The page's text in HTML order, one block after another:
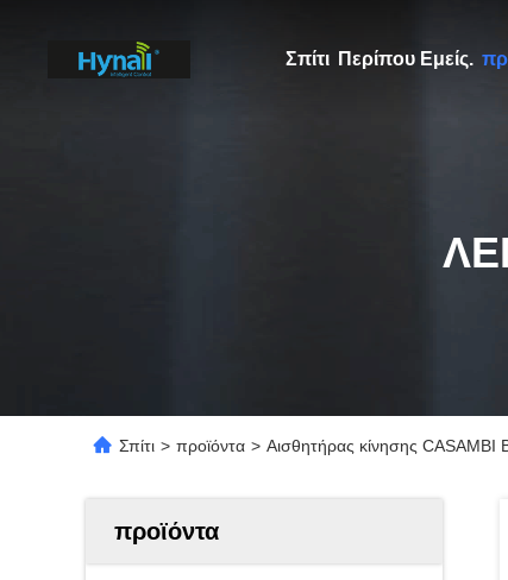
Σπίτι Περίπου Εμείς.
Σπίτι > προϊόντα > Αισθητήρας κίνησης CASAMBI
προϊόντα